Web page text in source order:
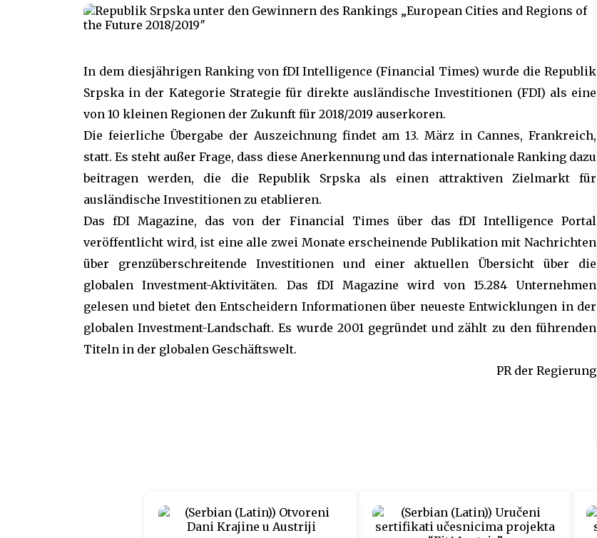
In dem diesjährigen Ranking von fDI Intelligence (Financial Times) wurde die Republik
Srpska in der Kategorie Strategie für direkte ausländische Investitionen (FDI) als eine
von 10 kleinen Regionen der Zukunft für 2018/2019 auserkoren.
Die feierliche Übergabe der Auszeichnung findet am 13. März in Cannes, Frankreich,
statt. Es steht außer Frage, dass diese Anerkennung und das internationale Ranking dazu
beitragen werden, die die Republik Srpska als einen attraktiven Zielmarkt für
ausländische Investitionen zu etablieren.
Das fDI Magazine, das von der Financial Times über das fDI Intelligence Portal
veröffentlicht wird, ist eine alle zwei Monate erscheinende Publikation mit Nachrichten
über grenzüberschreitende Investitionen und einer aktuellen Übersicht über die
globalen Investment-Aktivitäten. Das fDI Magazine wird von 15.284 Unternehmen
gelesen und bietet den Entscheidern Informationen über neueste Entwicklungen in der
globalen Investment-Landschaft. Es wurde 2001 gegründet und zählt zu den führenden
Titeln in der globalen Geschäftswelt.
PR der Regierung